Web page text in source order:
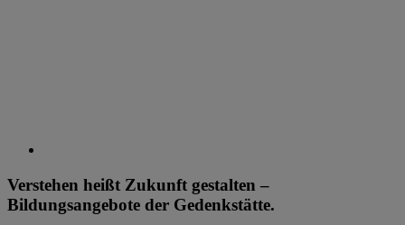
Verstehen heißt Zukunft gestalten –
Bildungsangebote der Gedenkstätte.